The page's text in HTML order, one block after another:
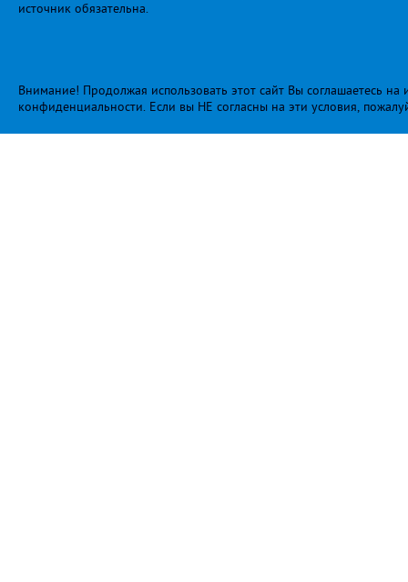
источник обязательна.
Внимание! Продолжая использовать этот сайт Вы соглашаетесь
конфиденциальности . Если вы НЕ согласны на эти условия,